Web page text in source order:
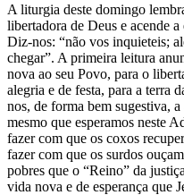
A liturgia deste domingo
libertadora de Deus e acende
Diz-nos: “não vos inquieteis;
chegar”. A primeira leitura
nova ao seu Povo, para o
alegria e de festa, para a terra
nos, de forma bem sugestiva, a
mesmo que esperamos neste
fazer com que os coxos
fazer com que os surdos
pobres que o “Reino” da
vida nova e de esperança que